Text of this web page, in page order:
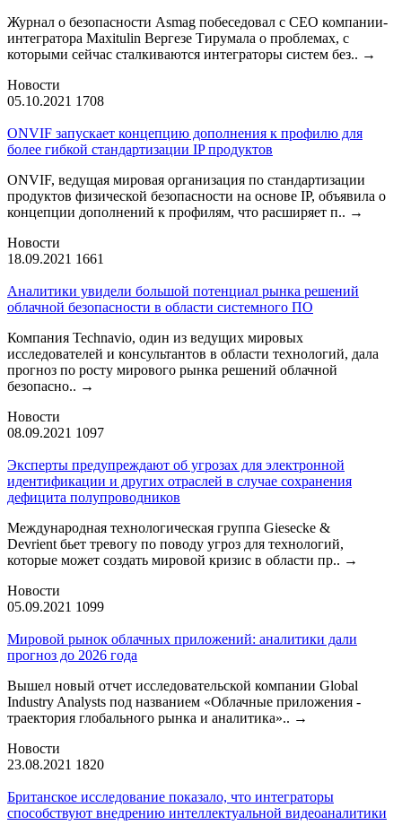
Журнал о безопасности Asmag побеседовал с CEO компании-
интегратора Maxitulin Вергезе Тирумала о проблемах, с
которыми сейчас сталкиваются интеграторы систем без.. →
Новости
05.10.2021 1708
ONVIF запускает концепцию дополнения к профилю для
более гибкой стандартизации IP продуктов
ONVIF, ведущая мировая организация по стандартизации
продуктов физической безопасности на основе IP, объявила о
концепции дополнений к профилям, что расширяет п.. →
Новости
18.09.2021 1661
Аналитики увидели большой потенциал рынка решений
облачной безопасности в области системного ПО
Компания Technavio, один из ведущих мировых
исследователей и консультантов в области технологий, дала
прогноз по росту мирового рынка решений облачной
безопасно.. →
Новости
08.09.2021 1097
Эксперты предупреждают об угрозах для электронной
идентификации и других отраслей в случае сохранения
дефицита полупроводников
Международная технологическая группа Giesecke &
Devrient бьет тревогу по поводу угроз для технологий,
которые может создать мировой кризис в области пр.. →
Новости
05.09.2021 1099
Мировой рынок облачных приложений: аналитики дали
прогноз до 2026 года
Вышел новый отчет исследовательской компании Global
Industry Analysts под названием «Облачные приложения -
траектория глобального рынка и аналитика».. →
Новости
23.08.2021 1820
Британское исследование показало, что интеграторы
способствуют внедрению интеллектуальной видеоаналитики